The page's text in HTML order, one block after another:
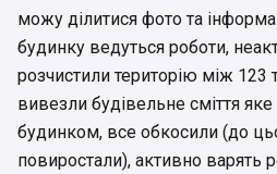
можу ділитися фото та
будинку ведуться роботи,
розчистили територію між 123
вивезли будівельне сміття
будинком, все обкосили (до
повиростали), активно варять